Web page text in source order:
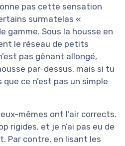
pas cette sensation
surmatelas «
gamme. Sous la housse en
le réseau de petits
pas gênant allongé,
par-dessus, mais si tu
ce n’est pas un simple
eux-mêmes ont l’air corrects.
rigides, et je n’ai pas eu de
Par contre, en lisant les